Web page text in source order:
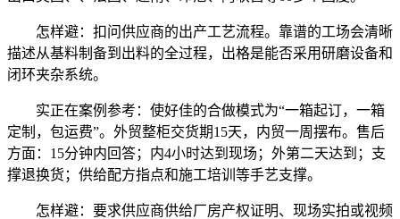
怎样避：扣问供应商的出产工艺流程。靠谱的工场会清晰
描述从基料制备到出料的全过程，出格是能否采用研磨设备和
闭环夹杂系统。
实正在案例参考：使好佳的合做模式为“一箱起订，一箱
定制，包运费”。外贸整柜交货期15天，内贸一周摆布。售后
方面：15分钟内回答；内4小时达到现场；外第二天达到；支
撑退换货；供给配方指点和施工培训等手艺支撑。
怎样避：要求供应商供给厂房产权证明、现场实拍或视频